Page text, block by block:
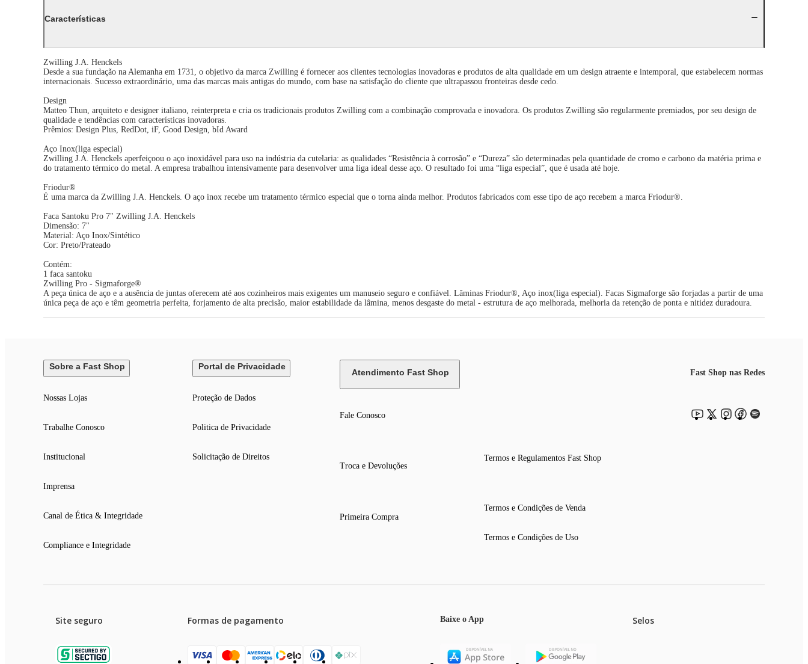
Características
Zwilling J.A. Henckels
Desde a sua fundação na Alemanha em 1731, o objetivo da marca Zwilling é fornecer aos clientes tecnologias inovadoras e produtos de alta qualidade em um design atraente e intemporal, que estabelecem normas
internacionais. Sucesso extraordinário, uma das marcas mais antigas do mundo, com base na satisfação do cliente que ultrapassou fronteiras desde cedo.
Design
Matteo Thun, arquiteto e designer italiano, reinterpreta e cria os tradicionais produtos Zwilling com a combinação comprovada e inovadora. Os produtos Zwilling são regularmente premiados, por seu design de
qualidade e tendências com características inovadoras.
Prêmios: Design Plus, RedDot, iF, Good Design, bId Award
Aço Inox(liga especial)
Zwilling J.A. Henckels aperfeiçoou o aço inoxidável para uso na indústria da cutelaria: as qualidades “Resistência à corrosão” e “Dureza” são determinadas pela quantidade de cromo e carbono da matéria prima e
do tratamento térmico do metal. A empresa trabalhou intensivamente para desenvolver uma liga ideal desse aço. O resultado foi uma “liga especial”, que é usada até hoje.
Friodur®
É uma marca da Zwilling J.A. Henckels. O aço inox recebe um tratamento térmico especial que o torna ainda melhor. Produtos fabricados com esse tipo de aço recebem a marca Friodur®.
Faca Santoku Pro 7" Zwilling J.A. Henckels
Dimensão: 7"
Material: Aço Inox/Sintético
Cor: Preto/Prateado
Contém:
1 faca santoku
Zwilling Pro - Sigmaforge®
A peça única de aço e a ausência de juntas oferecem até aos cozinheiros mais exigentes um manuseio seguro e confiável. Lâminas Friodur®, Aço inox(liga especial). Facas Sigmaforge são forjadas a partir de uma
única peça de aço e têm geometria perfeita, forjamento de alta precisão, maior estabilidade da lâmina, menos desgaste do metal - estrutura de aço melhorada, melhoria da retenção de ponta e nitidez duradoura.
Sobre a Fast Shop
Nossas Lojas
Trabalhe Conosco
Institucional
Imprensa
Canal de Ética & Integridade
Compliance e Integridade
Portal de Privacidade
Proteção de Dados
Politica de Privacidade
Solicitação de Direitos
Atendimento Fast Shop
Fale Conosco
Troca e Devoluções
Primeira Compra
Termos e Regulamentos Fast Shop
Termos e Condições de Venda
Termos e Condições de Uso
Fast Shop nas Redes
Site seguro Formas de pagamento Baixe o App Selos